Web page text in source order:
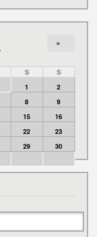
»
S
S
1
2
8
9
15
16
22
23
29
30